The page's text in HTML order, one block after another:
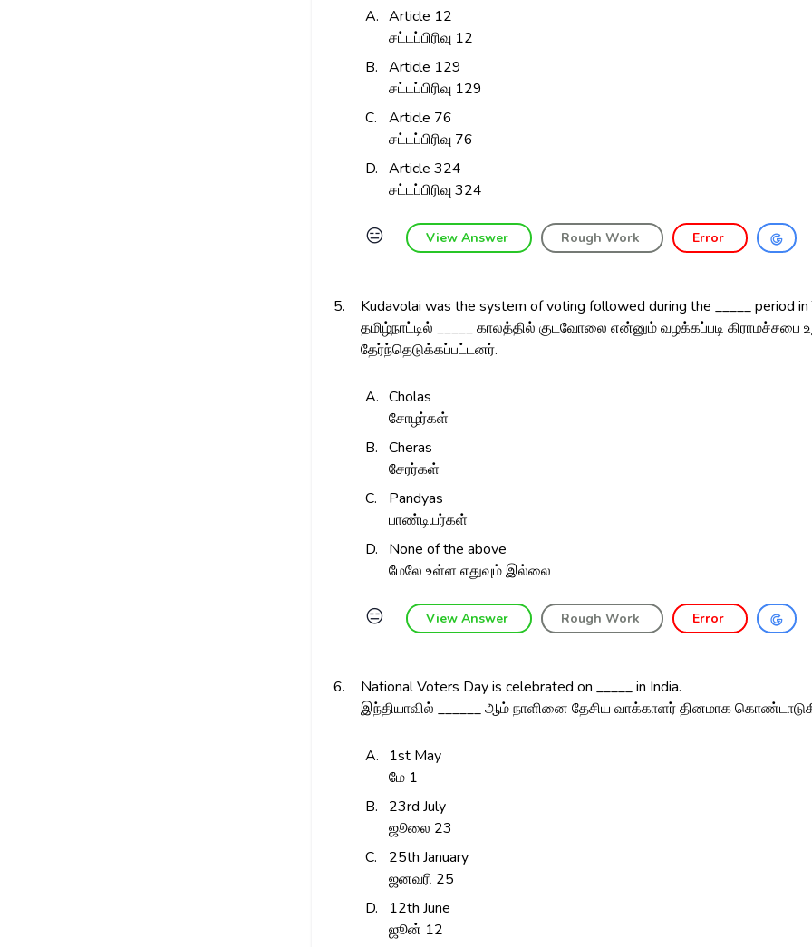
A. Article 12
சட்டப்பிரிவு 12
B.
Article 129
சட்டப்பிரிவு 129
C.
Article 76
சட்டப்பிரிவு 76
D.
Article 324
சட்டப்பிரிவு 324
😑 View Answer Rough Work Error
5.
Kudavolai was the system of voting followed during the _____ period in
தமிழ்நாட்டில் _____ காலத்தில் குடவோலை என்னும் வழக்கப்படி கிராமச்சபை
தேர்ந்தெடுக்கப்பட்டனர்.
A. Cholas
சோழர்கள்
B.
Cheras
சேரர்கள்
C.
Pandyas
பாண்டியர்கள்
D.
None of the above
மேலே உள்ள எதுவும் இல்லை
😑 View Answer Rough Work Error
6.
National Voters Day is celebrated on _____ in India.
இந்தியாவில் ______ ஆம் நாளினை தேசிய வாக்காளர் தினமாக
A.
1st May
மே 1
B.
23rd July
ஜூலை 23
C.
25th January
ஜனவரி 25
D.
12th June
ஜூன் 12